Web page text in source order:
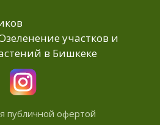
участков и
в Бишкеке
публичной офертой